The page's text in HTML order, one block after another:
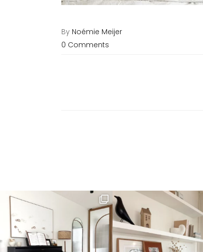
By Noémie Meijer
0 Comments